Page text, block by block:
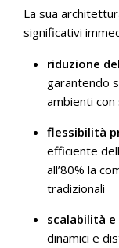
La sua
significativi
riduzione
garantendo
ambienti
flessibilità
efficiente
all’80% la
tradizionali
scalabilità
dinamici e